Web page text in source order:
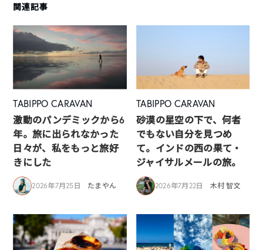
関連記事
TABIPPO CARAVAN
激動のパンデミックから6
年。旅に出られなかった
日々が、私をもっと旅好
きにした
2026年7月25日 たまやん
TABIPPO CARAVAN
砂漠の星空の下で、何者
でもない自分を見つめ
て。インドの西の果て・
ジャイサルメールの旅。
2026年7月22日 木村 智文